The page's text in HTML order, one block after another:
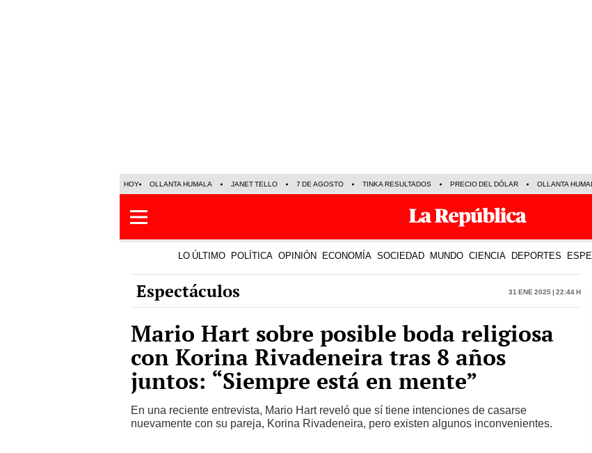
HOY OLLANTA HUMALA JANET TELLO 7 DE AGOSTO TINKA RESULTADOS PRECIO DEL DÓLAR OLLANTA
LO ÚLTIMO POLÍTICA OPINIÓN ECONOMÍA SOCIEDAD MUNDO CIENCIA DEPORTES
Espectáculos 31 Ene 2025 | 22:44 h
Mario Hart sobre posible boda religiosa
con Korina Rivadeneira tras 8 años
juntos: “Siempre está en mente”
En una reciente entrevista, Mario Hart reveló que sí tiene intenciones de casarse
nuevamente con su pareja, Korina Rivadeneira, pero existen algunos inconvenientes.